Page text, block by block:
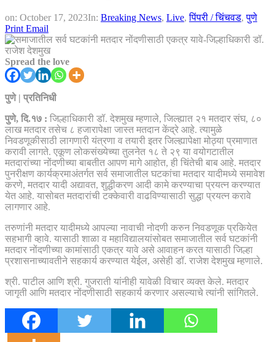
on: October 17, 2023In: Breaking News, Live,पिंपरी / चिंचवड,पुणे
Print Email
Spread the love
पुणे | प्रतिनिधी
पुणे, दि.१७ : जिल्हाधिकारी डॉ. देशमुख म्हणाले, जिल्ह्यात २१ मतदार संघ, ८०
लाख मतदार तसेच ८ हजारापेक्षा जास्त मतदान केंद्रे आहे. त्यामुळे
निवडणूकीसाठी लागणारी यंत्रणा व तयारी इतर जिल्ह्यापेक्षा मोठ्या प्रमाणात
करावी लागते. एकूण लोकसंख्येच्या तुलनेत १८ ते २९ या वयोगटातील
मतदारांच्या नोंदणीच्या बाबतीत आपण मागे आहोत, ही चिंतेची बाब आहे. मतदार
पुनरीक्षण कार्यक्रमाअंतर्गत सर्व समाजातील घटकांचा मतदार यादीमध्ये समावेश
करणे, मतदार यादी अद्यावत, शुद्धीकरण आदी कामे करण्याचा प्रयत्न करण्यात
येत आहे. यासोबत मतदारांची टक्केवारी वाढविण्यासाठी सुद्धा प्रयत्न करावे
लागणार आहे.
तरुणांनी मतदार यादीमध्ये आपल्या नावाची नोदणी करुन निवडणूक प्रकियेत
सहभागी व्हावे. यासाठी शाळा व महाविद्यालयांसोबत समाजातील सर्व घटकांनी
मतदार नोंदणीच्या कामांसाठी एकत्र यावे असे आवाहन करत यासाठी जिल्हा
प्रशासनाच्यावतीने सहकार्य करण्यात येईल, असेही डॉ. राजेश देशमुख म्हणाले.
श्री. पाटील आणि श्री. गुजराती यांनीही यावेळी विचार व्यक्त केले. मतदार
जागृती आणि मतदार नोंदणीसाठी सहकार्य करणार असल्याचे त्यांनी सांगितले.